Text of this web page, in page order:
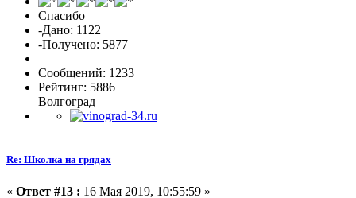
Спасибо
-Дано: 1122
-Получено: 5877
Сообщений: 1233
Рейтинг: 5886
Волгоград
Re: Школка на грядах
« Ответ #13 : 16 Мая 2019, 10:55:59 »